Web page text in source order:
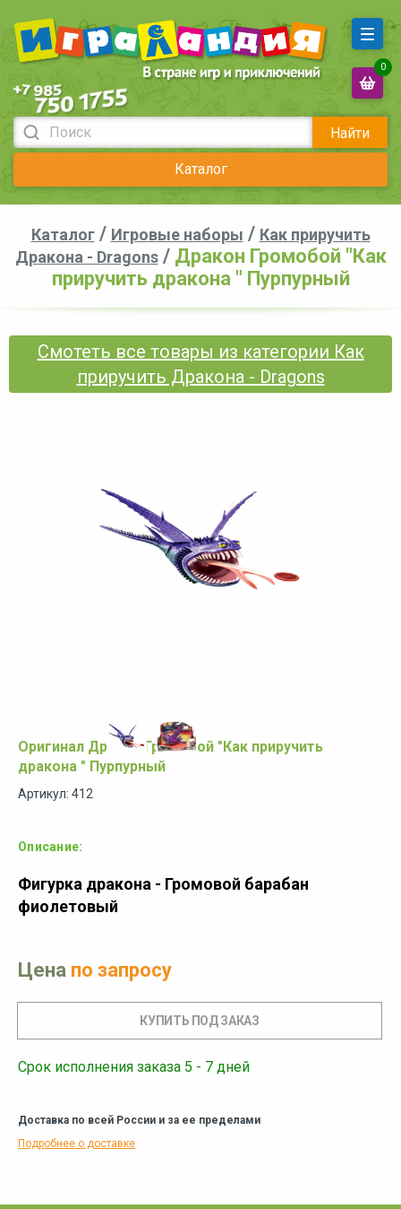
Найти
Каталог
0
Каталог/ Игровые наборы / Как приручить
Дракона - Dragons/ Дракон Громобой "Как
приручить дракона " Пурпурный
Смотеть все товары из категории Как
приручить Дракона - Dragons
Оригинал Дракон Громобой "Как приручить
дракона " Пурпурный
Артикул: 412
Описание:
Фигурка дракона - Громовой барабан
фиолетовый
Цена по запросу
Срок исполнения заказа 5 - 7 дней
Доставка по всей России и за ее пределами
Подробнее о доставке